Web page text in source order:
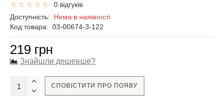
0 відгуків
Доступність: Нема в наявності
Код товара: 03-00674-3-122
219 грн
Знайшли дешевше?
СПОВІСТИТИ ПРО ПОЯВУ